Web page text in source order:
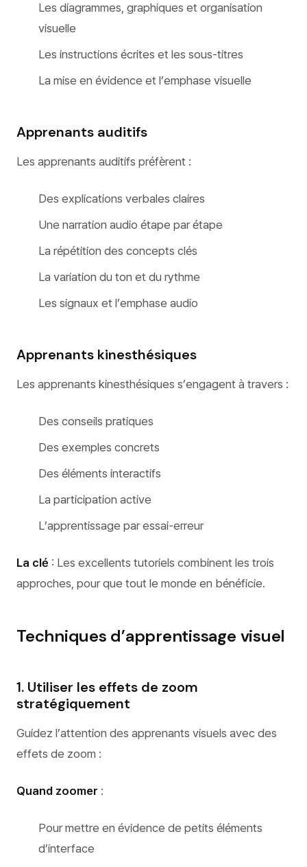
Les diagrammes, graphiques et organisation
visuelle
Les instructions écrites et les sous-titres
La mise en évidence et l’emphase visuelle
Apprenants auditifs
Les apprenants auditifs préfèrent :
Des explications verbales claires
Une narration audio étape par étape
La répétition des concepts clés
La variation du ton et du rythme
Les signaux et l’emphase audio
Apprenants kinesthésiques
Les apprenants kinesthésiques s’engagent à travers :
Des conseils pratiques
Des exemples concrets
Des éléments interactifs
La participation active
L’apprentissage par essai-erreur
La clé : Les excellents tutoriels combinent les trois
approches, pour que tout le monde en bénéficie.
Techniques d’apprentissage visuel
1. Utiliser les effets de zoom
stratégiquement
Guidez l’attention des apprenants visuels avec des
effets de zoom :
Quand zoomer :
Pour mettre en évidence de petits éléments
d’interface